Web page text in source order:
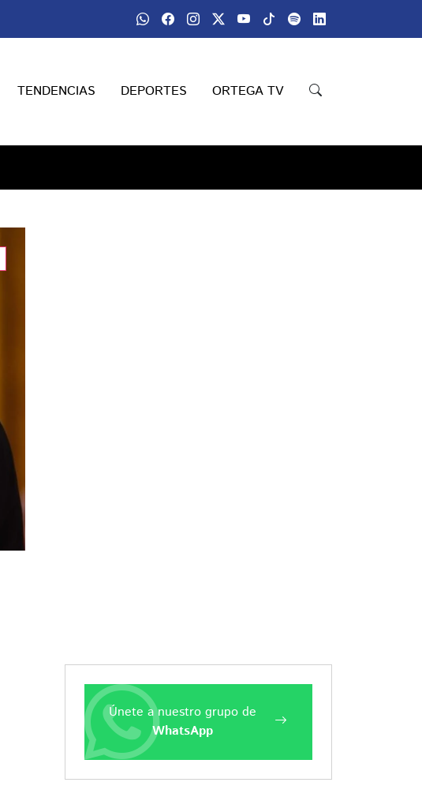
TENDENCIAS DEPORTES ORTEGA TV
Únete a nuestro grupo de
WhatsApp